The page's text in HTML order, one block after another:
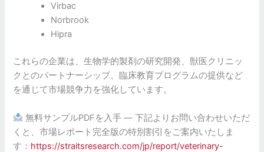
Virbac
Norbrook
Hipra
これらの企業は、生物学的製剤の研究開発、獣医クリニッ
クとのパートナーシップ、臨床教育プログラムの提供など
を通じて市場競争力を強化しています。
無料サンプルPDFを入手 — 下記よりお問い合わせいただ
くと、市場レポート完全版の特別割引をご案内いたしま
す： https://straitsresearch.com/jp/report/veterinary-